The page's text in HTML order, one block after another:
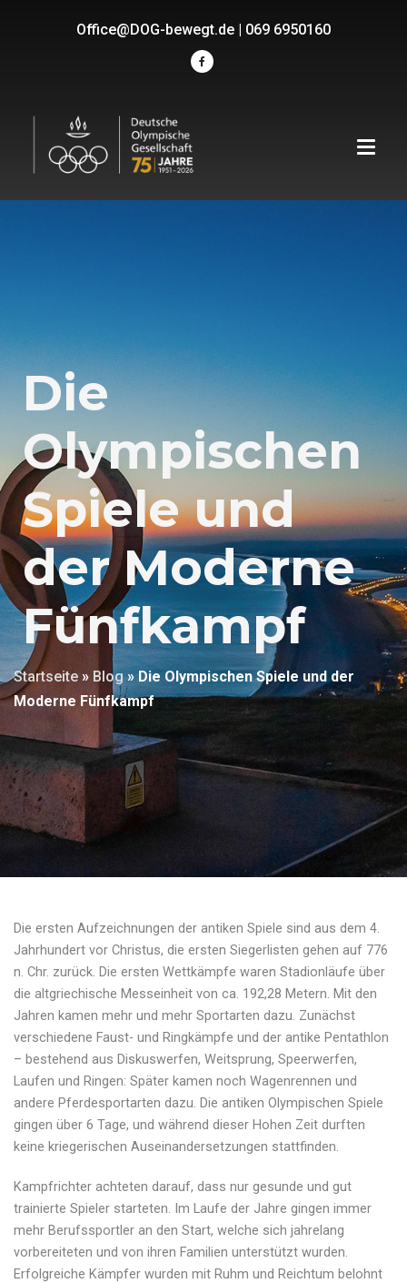
Office@DOG-bewegt.de | 069 6950160
Die
Olympischen
Spiele und
der Moderne
Fünfkampf
Startseite » Blog» Die Olympischen Spiele und der
Moderne Fünfkampf
Die ersten Aufzeichnungen der antiken Spiele sind aus dem 4.
Jahrhundert vor Christus, die ersten Siegerlisten gehen auf 776
n. Chr. zurück. Die ersten Wettkämpfe waren Stadionläufe über
die altgriechische Messeinheit von ca. 192,28 Metern. Mit den
Jahren kamen mehr und mehr Sportarten dazu. Zunächst
verschiedene Faust- und Ringkämpfe und der antike Pentathlon
– bestehend aus Diskuswerfen, Weitsprung, Speerwerfen,
Laufen und Ringen: Später kamen noch Wagenrennen und
andere Pferdesportarten dazu. Die antiken Olympischen Spiele
gingen über 6 Tage, und während dieser Hohen Zeit durften
keine kriegerischen Auseinandersetzungen stattfinden.
Kampfrichter achteten darauf, dass nur gesunde und gut
trainierte Spieler starteten. Im Laufe der Jahre gingen immer
mehr Berufssportler an den Start, welche sich jahrelang
vorbereiteten und von ihren Familien unterstützt wurden.
Erfolgreiche Kämpfer wurden mit Ruhm und Reichtum belohnt